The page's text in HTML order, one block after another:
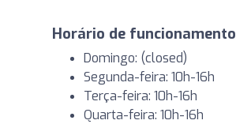
Horário de funcionamento
Domingo: (closed)
Segunda-feira: 10h-16h
Terça-feira: 10h-16h
Quarta-feira: 10h-16h